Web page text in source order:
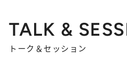
TALK &
トーク＆セッション